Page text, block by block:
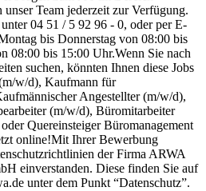
Team jederzeit zur Verfügung.
04 51 / 5 92 96 - 0, oder per E-
bis Donnerstag von 08:00 bis
08:00 bis 15:00 Uhr.Wenn Sie nach
suchen, könnten Ihnen diese Jobs
w/d), Kaufmann für
Angestellter (m/w/d),
(m/w/d), Büromitarbeiter
Quereinsteiger Büromanagement
online!Mit Ihrer Bewerbung
der Firma ARWA
einverstanden. Diese finden Sie auf
unter dem Punkt “Datenschutz”.